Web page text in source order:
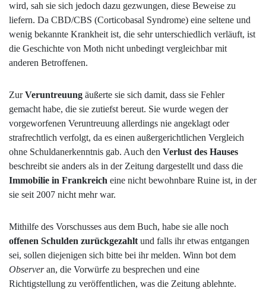
wird, sah sie sich jedoch dazu gezwungen, diese Beweise zu
liefern. Da CBD/CBS (Corticobasal Syndrome) eine seltene und
wenig bekannte Krankheit ist, die sehr unterschiedlich verläuft, ist
die Geschichte von Moth nicht unbedingt vergleichbar mit
anderen Betroffenen.
ZurVeruntreuung äußerte sie sich damit, dass sie Fehler
gemacht habe, die sie zutiefst bereut. Sie wurde wegen der
vorgeworfenen Veruntreuung allerdings nie angeklagt oder
strafrechtlich verfolgt, da es einen außergerichtlichen Vergleich
ohne Schuldanerkenntnis gab. Auch den Verlust des Hauses
beschreibt sie anders als in der Zeitung dargestellt und dass die
Immobilie in Frankreich eine nicht bewohnbare Ruine ist, in der
sie seit 2007 nicht mehr war.
Mithilfe des Vorschusses aus dem Buch, habe sie alle noch
offenen Schulden zurückgezahlt und falls ihr etwas entgangen
sei, sollen diejenigen sich bitte bei ihr melden. Winn bot dem
Observeran, die Vorwürfe zu besprechen und eine
Richtigstellung zu veröffentlichen, was die Zeitung ablehnte.